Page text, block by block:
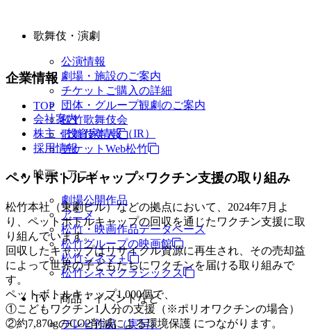
歌舞伎・演劇
公演情報
劇場・施設のご案内
チケットご購入の詳細
団体・グループ観劇のご案内
松竹歌舞伎会
歌舞伎美人
チケットWeb松竹
映画・アニメ
劇場公開作品
アニメ
松竹・映画作品データベース
松竹グループの映画館
松竹シネマ＋
松竹シネマクラシックス
TV・商品・イベントなど
テレビ作品（実写）
企業情報
TOP
会社案内
株主・投資家情報（IR）
採用情報
ペットボトルキャップ×ワクチン支援の取り組み
松竹本社（東劇ビル）などの拠点において、2024年7月よ
り、ペットボトルキャップの回収を通じたワクチン支援に取
り組んでいます。
回収したキャップはリサイクル資源に再生され、その売却益
によって世界の子どもたちにワクチンを届ける取り組みで
す。
ペットボトルキャップ1,000個で、
①こどもワクチン1人分の支援（※ポリオワクチンの場合）
②約7,870gのCO2削減による環境保護 につながります。